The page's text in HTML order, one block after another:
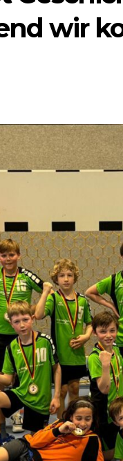
wir